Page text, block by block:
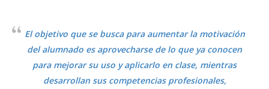
El objetivo que se busca para aumentar la motivación
del alumnado es aprovecharse de lo que ya conocen
para mejorar su uso y aplicarlo en clase, mientras
desarrollan sus competencias profesionales,